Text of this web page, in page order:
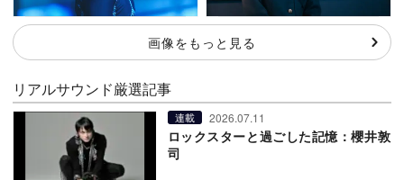
画像をもっと見る
リアルサウンド厳選記事
連載 2026.07.11
ロックスターと過ごした記憶：櫻井敦
司